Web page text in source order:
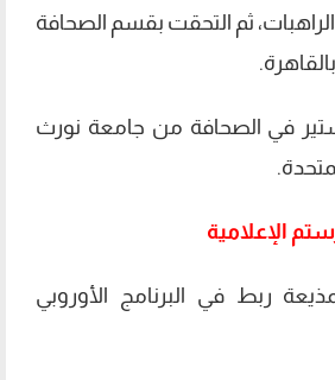
ثم التحقت بقسم الصحافة
في الصحافة من جامعة نورث
الإعلامية
ربط في البرنامج الأوروبي